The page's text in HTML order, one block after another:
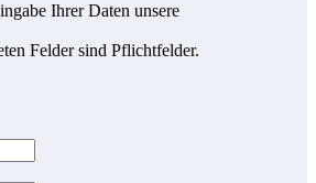
Ihrer Daten unsere
Felder sind Pflichtfelder.